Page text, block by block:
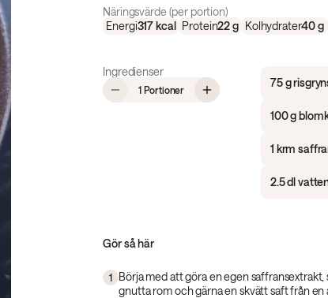
Näringsvärde (per portion)
Energi317kcal Protein22g Kolhydrater40g
Ingredienser
1 Portioner, Saffransgröt med protein och
75 g
100 g
1 krm
2.5 dl
Gör så här
1
Börja med att göra en egen
gnutta rom och gärna en skvätt saft från en